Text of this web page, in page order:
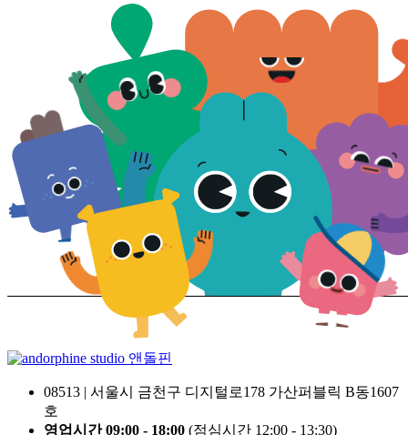
앤돌핀
08513 | 서울시 금천구 디지털로178 가산퍼블릭 B동1607
호
영업시간 09:00 - 18:00 (점심시간 12:00 - 13:30)